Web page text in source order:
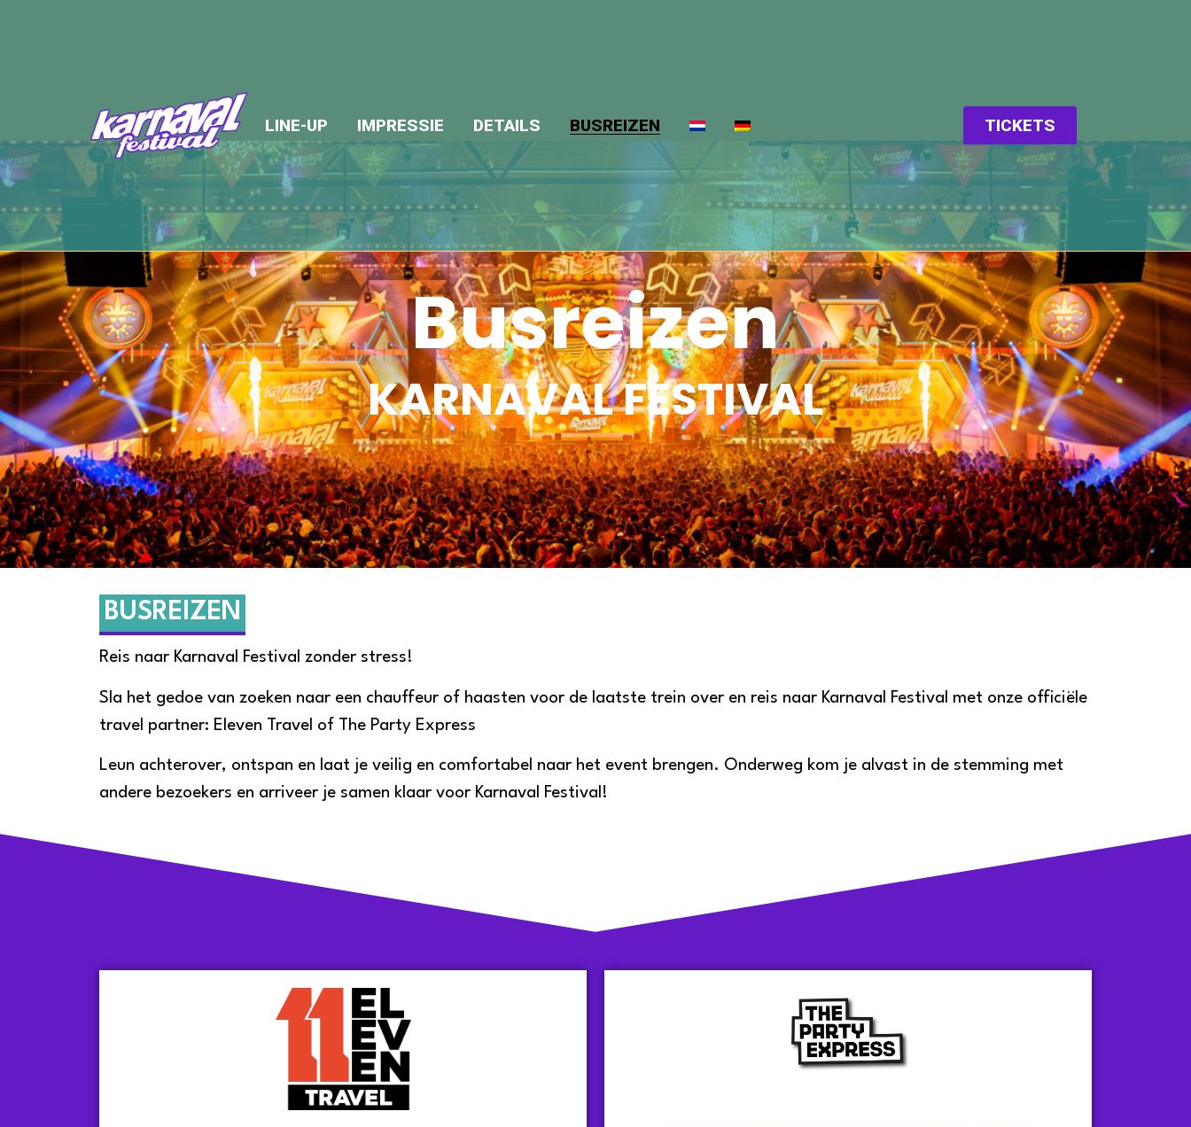
LINE-UP IMPRESSIE DETAILS BUSREIZEN TICKETS
Busreizen
KARNAVAL FESTIVAL
BUSREIZEN
Reis naar Karnaval Festival zonder stress!
Sla het gedoe van zoeken naar een chauffeur of haasten voor de laatste trein over en reis naar Karnaval Festival met onze officiële
travel partner: Eleven Travel of The Party Express
Leun achterover, ontspan en laat je veilig en comfortabel naar het event brengen. Onderweg kom je alvast in de stemming met
andere bezoekers en arriveer je samen klaar voor Karnaval Festival!